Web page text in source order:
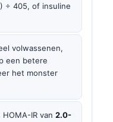
÷ 405, of insuline
volwassenen,
een betere
het monster
HOMA-IR van 2.0-